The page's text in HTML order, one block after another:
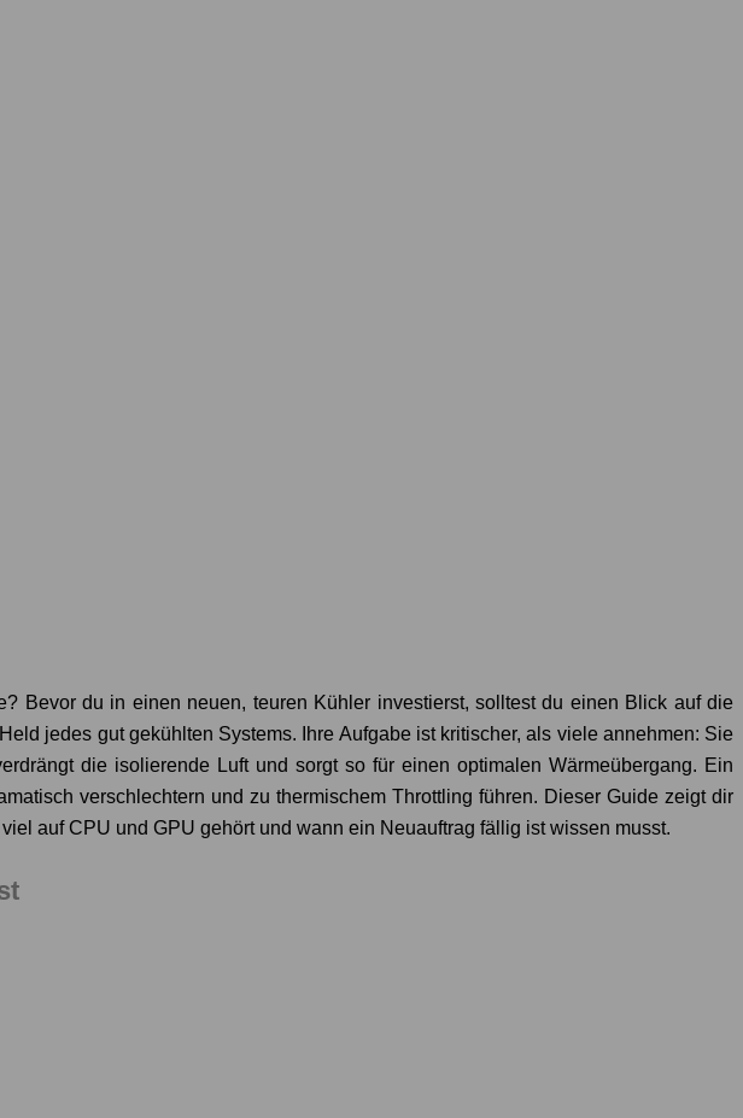
Bevor du in einen neuen, teuren Kühler investierst, solltest du einen Blick auf die
jedes gut gekühlten Systems. Ihre Aufgabe ist kritischer, als viele annehmen: Sie
die isolierende Luft und sorgt so für einen optimalen Wärmeübergang. Ein
verschlechtern und zu thermischem Throttling führen. Dieser Guide zeigt dir
auf CPU und GPU gehört und wann ein Neuauftrag fällig ist wissen musst.